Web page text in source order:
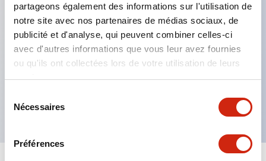
partageons également des informations sur l'utilisation de
notre site avec nos partenaires de médias sociaux, de
publicité et d'analyse, qui peuvent combiner celles-ci
avec d'autres informations que vous leur avez fournies
ou qu'ils ont collectées lors de votre utilisation de leurs
services.
Nécessaires
Préférences
verrouillage de 5000N
Bornier à ressort empêchant le desserrage des fils
Consommation électromagnétique économe en
énergie de 200mA
Modèles avec verrouillage électromagnétique et